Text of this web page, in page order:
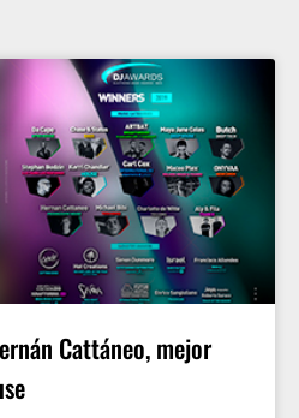
Cattáneo, mejor